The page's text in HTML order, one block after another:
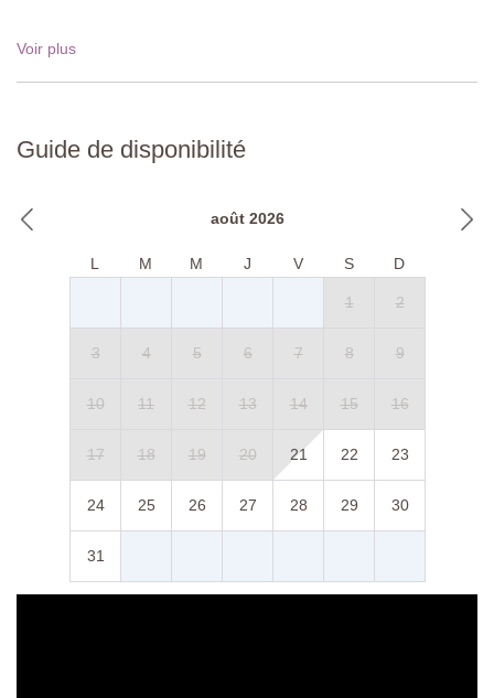
Voir plus
Guide de disponibilité
août 2026
L M M J V S D
1 2
3 4 5 6 7 8 9
10 11 12 13 14 15 16
17 18 19 20 21 22 23
24 25 26 27 28 29 30
31